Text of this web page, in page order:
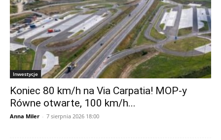
Inwestycje
Koniec 80 km/h na Via Carpatia! MOP-y
Równe otwarte, 100 km/h...
Anna Miler - 7 sierpnia 2026 18:00